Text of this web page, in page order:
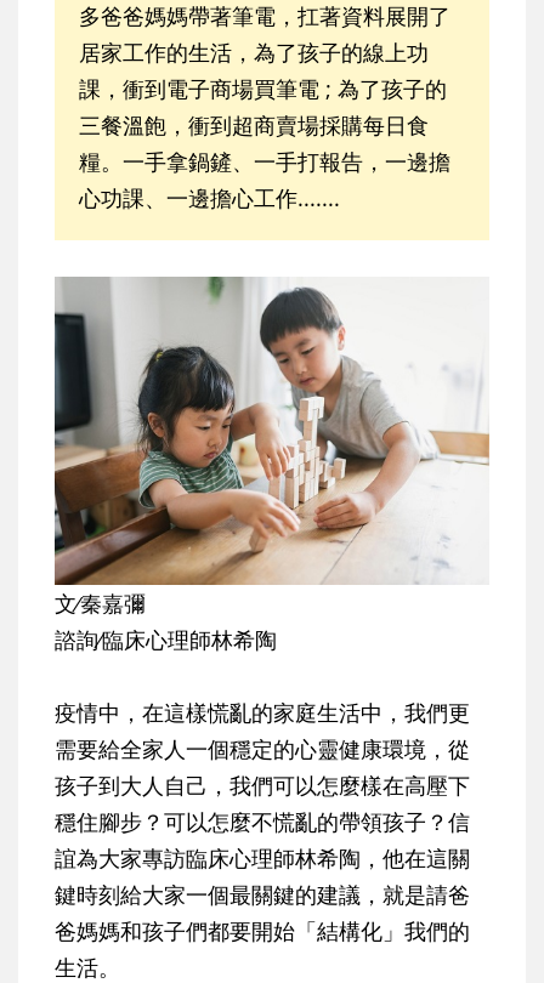
多爸爸媽媽帶著筆電，扛著資料展開了
居家工作的生活，為了孩子的線上功
課，衝到電子商場買筆電 ; 為了孩子的
三餐溫飽，衝到超商賣場採購每日食
糧。一手拿鍋鏟、一手打報告，一邊擔
心功課、一邊擔心工作.......
文∕秦嘉彌
諮詢∕臨床心理師林希陶
疫情中，在這樣慌亂的家庭生活中，我們更
需要給全家人一個穩定的心靈健康環境，從
孩子到大人自己，我們可以怎麼樣在高壓下
穩住腳步？可以怎麼不慌亂的帶領孩子？信
誼為大家專訪臨床心理師林希陶，他在這關
鍵時刻給大家一個最關鍵的建議，就是請爸
爸媽媽和孩子們都要開始「結構化」我們的
生活。